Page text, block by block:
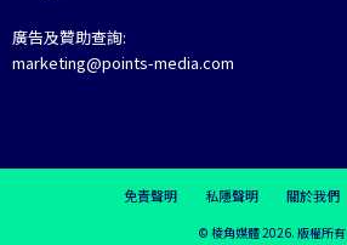
廣告及贊助查詢:
marketing@points-media.com
免責聲明 私隱聲明 關於我們
© 棱角媒體 2026. 版權所有